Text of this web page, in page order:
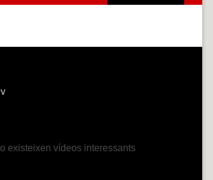
existeixen vídeos interessants